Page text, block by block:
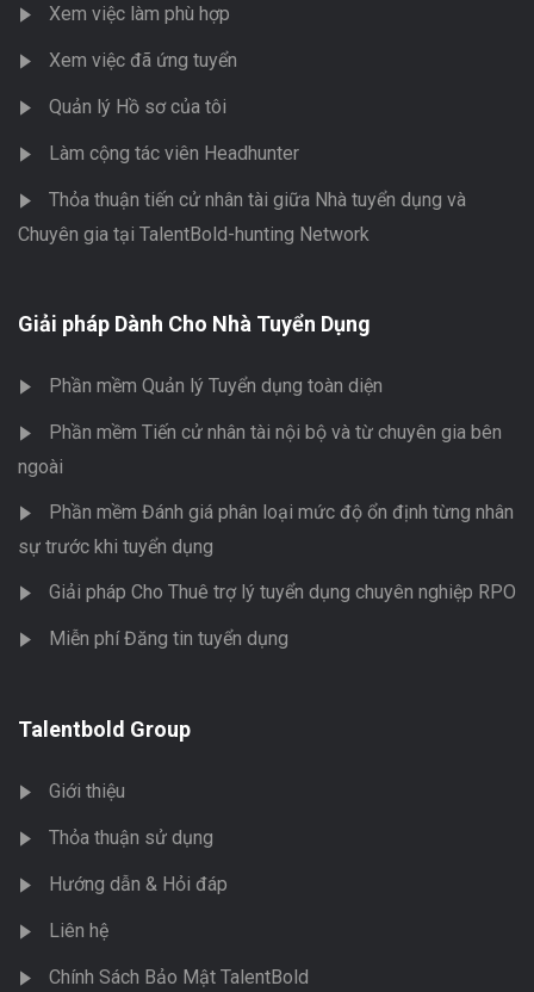
Xem việc làm phù hợp
Xem việc đã ứng tuyển
Quản lý Hồ sơ của tôi
Làm cộng tác viên Headhunter
Thỏa thuận tiến cử nhân tài giữa Nhà tuyển dụng và
Chuyên gia tại TalentBold-hunting Network
Giải pháp Dành Cho Nhà Tuyển Dụng
Phần mềm Quản lý Tuyển dụng toàn diện
Phần mềm Tiến cử nhân tài nội bộ và từ chuyên gia bên
ngoài
Phần mềm Đánh giá phân loại mức độ ổn định từng nhân
sự trước khi tuyển dụng
Giải pháp Cho Thuê trợ lý tuyển dụng chuyên nghiệp RPO
Miễn phí Đăng tin tuyển dụng
Talentbold Group
Giới thiệu
Thỏa thuận sử dụng
Hướng dẫn & Hỏi đáp
Liên hệ
Chính Sách Bảo Mật TalentBold